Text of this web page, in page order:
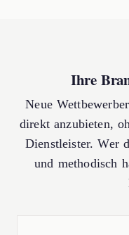
Ihre
Neue
direkt anzubieten,
Dienstleister. Wer
und methodisch